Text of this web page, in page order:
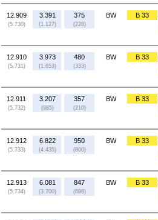
12.909
(5.730)
3.391
(1.127)
375
(228)
BW B 33
12.910
(5.731)
3.973
(1.653)
480
(333)
BW B 33
12.911
(5.732)
3.207
(985)
357
(210)
BW B 33
12.912
(5.733)
6.822
(4.435)
950
(800)
BW B 33
12.913
(5.734)
6.081
(3.700)
847
(698)
BW B 33